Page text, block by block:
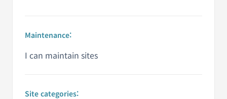
Maintenance:
I can maintain sites
Site categories: